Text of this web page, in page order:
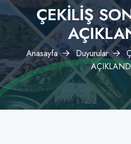
ÇEKİLİŞ
Anasayfa Duyurular